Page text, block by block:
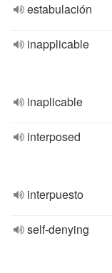
estabulación
inapplicable
inaplicable
interposed
interpuesto
self-denying